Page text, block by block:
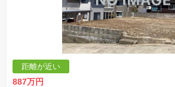
距離が近い
887万円